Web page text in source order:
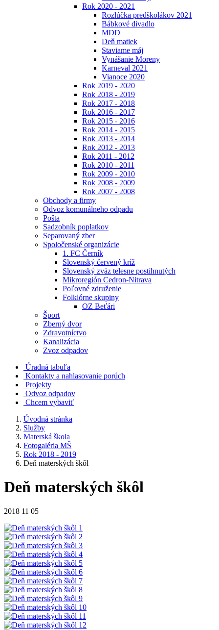
Rok 2020 - 2021
Rozlúčka predškolákov 2021
Bábkové divadlo
MDD
Deň matiek
Staviame máj
Vynášanie Moreny
Karneval 2021
Vianoce 2020
Rok 2019 - 2020
Rok 2018 - 2019
Rok 2017 - 2018
Rok 2016 - 2017
Rok 2015 - 2016
Rok 2014 - 2015
Rok 2013 - 2014
Rok 2012 - 2013
Rok 2011 - 2012
Rok 2010 - 2011
Rok 2009 - 2010
Rok 2008 - 2009
Rok 2007 - 2008
Obchody a firmy
Odvoz komunálneho odpadu
Pošta
Sadzobník poplatkov
Separovaný zber
Spoločenské organizácie
1. FC Černík
Slovenský červený kríž
Slovenský zväz telesne postihnutých
Mikroregión Cedron-Nitrava
Poľovné združenie
Folklórne skupiny
OZ Beťári
Šport
Zberný dvor
Zdravotníctvo
Kanalizácia
Zvoz odpadov
Úradná tabuľa
Kontakty a nahlasovanie porúch
Projekty
Odvoz odpadov
Chcem vybaviť
Úvodná stránka
Služby
Materská škola
Fotogaléria MŠ
Rok 2018 - 2019
Deň materských škôl
Deň materských škôl
2018 11 05